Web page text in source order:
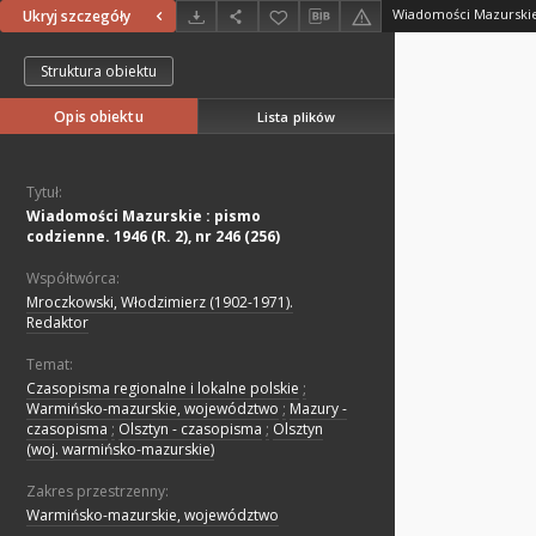
Ukryj szczegóły
Struktura obiektu
Opis obiektu Lista plików
Tytuł:
Wiadomości Mazurskie : pismo
codzienne. 1946 (R. 2), nr 246 (256)
Współtwórca:
Mroczkowski, Włodzimierz (1902-1971).
Redaktor
Temat:
Czasopisma regionalne i lokalne polskie ;
Warmińsko-mazurskie, województwo ; Mazury -
czasopisma ; Olsztyn - czasopisma ; Olsztyn
(woj. warmińsko-mazurskie)
Zakres przestrzenny:
Warmińsko-mazurskie, województwo